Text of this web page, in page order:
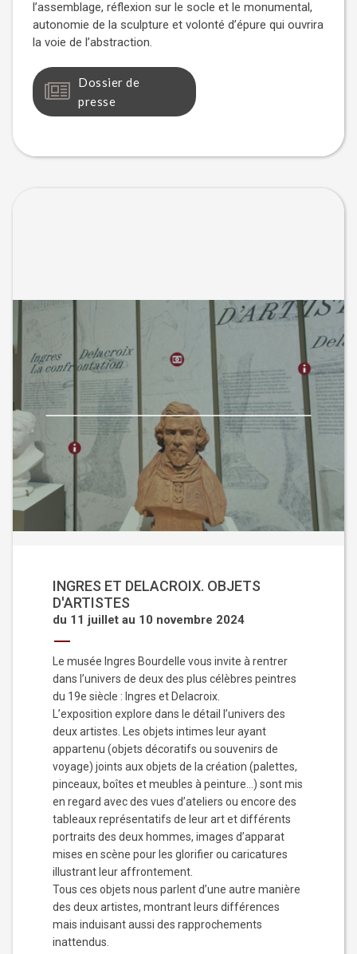
l’assemblage, réflexion sur le socle et le monumental,
autonomie de la sculpture et volonté d’épure qui ouvrira
la voie de l’abstraction.
Dossier de
presse
INGRES ET DELACROIX. OBJETS
D'ARTISTES
du 11 juillet au 10 novembre 2024
Le musée Ingres Bourdelle vous invite à rentrer
dans l’univers de deux des plus célèbres peintres
du 19e siècle : Ingres et Delacroix.
L’exposition explore dans le détail l’univers des
deux artistes. Les objets intimes leur ayant
appartenu (objets décoratifs ou souvenirs de
voyage) joints aux objets de la création (palettes,
pinceaux, boîtes et meubles à peinture…) sont mis
en regard avec des vues d’ateliers ou encore des
tableaux représentatifs de leur art et différents
portraits des deux hommes, images d’apparat
mises en scène pour les glorifier ou caricatures
illustrant leur affrontement.
Tous ces objets nous parlent d’une autre manière
des deux artistes, montrant leurs différences
mais induisant aussi des rapprochements
inattendus.